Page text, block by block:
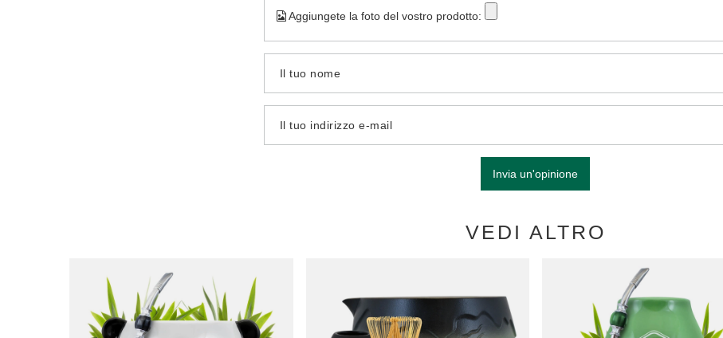
Aggiungete la foto del vostro prodotto:
Il tuo nome
Il tuo indirizzo e-mail
Invia un'opinione
VEDI ALTRO